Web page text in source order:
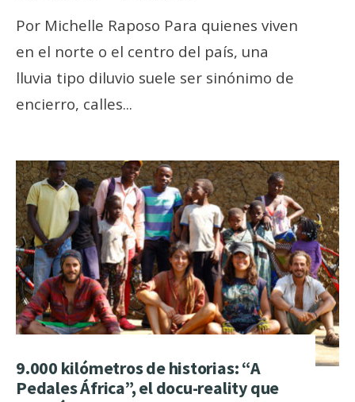
Por Michelle Raposo Para quienes viven
en el norte o el centro del país, una
lluvia tipo diluvio suele ser sinónimo de
encierro, calles...
9.000 kilómetros de historias: “A
Pedales África”, el docu-reality que